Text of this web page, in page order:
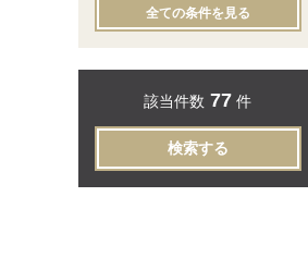
全ての条件を見る
該当件数 77 件
検索する